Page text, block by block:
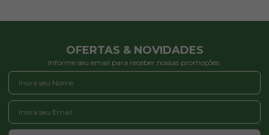
OFERTAS & NOVIDADES
Informe seu email para receber nossas promoções: